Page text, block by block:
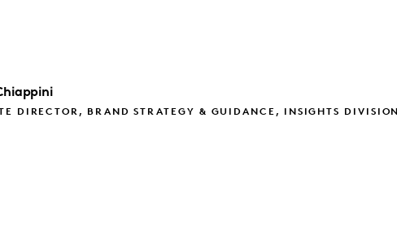
DIRECTOR, BRAND STRATEGY & GUIDANCE, INSIGHTS DIVISION